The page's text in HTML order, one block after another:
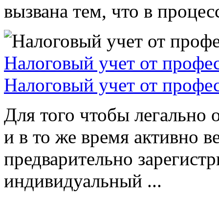
вызвана тем, что в
Налоговый учет от
Налоговый учет от
Для того чтобы легально
и в то же время активно
предварительно
индивидуальный ...